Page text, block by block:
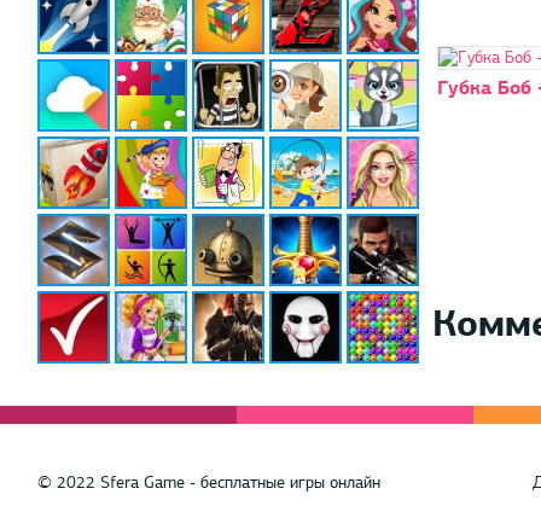
Губка Боб
© 2022 Sfera Game - бесплатные игры онлайн